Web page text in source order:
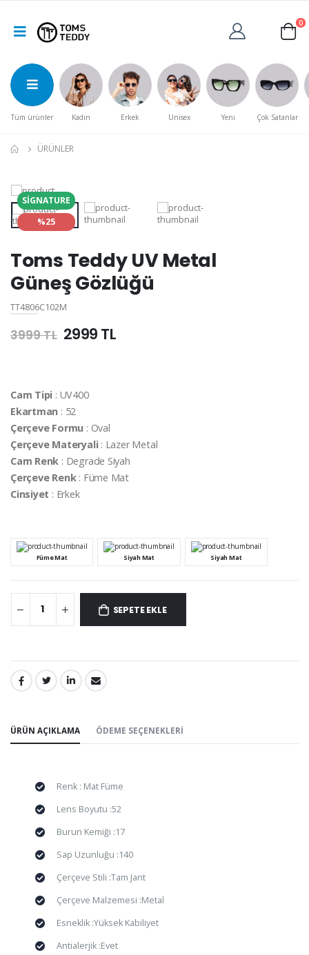
0
Tüm ürünler Kadın Erkek Unisex Yeni Çok Satanlar
ÜRÜNLER
SIGNATURE
%25
Toms Teddy UV Metal
Güneş Gözlüğü
TT4806C102M
3999 TL 2999 TL
Cam Tipi : UV400
Ekartman : 52
Çerçeve Formu : Oval
Çerçeve Materyali: Lazer Metal
Cam Renk : Degrade Siyah
Çerçeve Renk: Füme Mat
Cinsiyet : Erkek
Füme Mat Siyah Mat Siyah Mat
SEPETE EKLE
PAYLAŞ:
ÜRÜN AÇIKLAMA ÖDEME SEÇENEKLERI
Renk : Mat Füme
Lens Boyutu :52
Burun Kemiği :17
Sap Uzunluğu :140
Çerçeve Stili :Tam Jant
Çerçeve Malzemesi :Metal
Esneklik :Yüksek Kabiliyet
Antialerjik :Evet